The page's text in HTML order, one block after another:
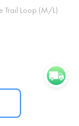
Trail Loop (M/L)